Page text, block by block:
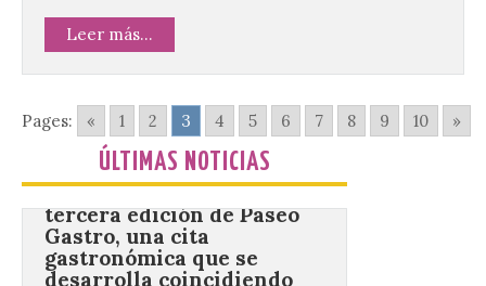
Leer más...
Pages: « 1 2 3 4 5 6 7 8 9 10 »
ÚLTIMAS NOTICIAS
diploma acreditativo tras finalizar esta
semana de actividades en […]
Gijón/Xixón celebra la
tercera edición de Paseo
Gastro, una cita
desarrolla coincidiendo
con la Semana Grande de
la ciudad.